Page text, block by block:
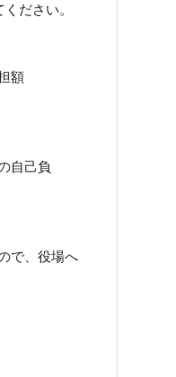
ださい。
額
自己負
で、役場へ